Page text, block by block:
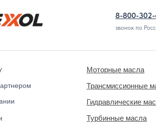
8-800-302-
звонок по
Моторные масла
Трансмиссионные
Гидравлические
Турбинные масла